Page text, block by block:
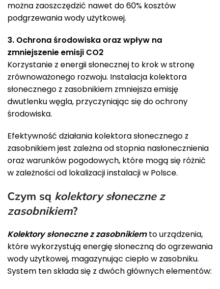
można zaoszczędzić nawet do 60% kosztów
podgrzewania wody użytkowej.
3. Ochrona środowiska oraz wpływ na
zmniejszenie emisji CO2
Korzystanie z energii słonecznej to krok w stronę
zrównoważonego rozwoju. Instalacja kolektora
słonecznego z zasobnikiem zmniejsza emisję
dwutlenku węgla, przyczyniając się do ochrony
środowiska.
Efektywność działania kolektora słonecznego z
zasobnikiem jest zależna od stopnia nasłonecznienia
oraz warunków pogodowych, które mogą się różnić
w zależności od lokalizacji instalacji w Polsce.
Czym są kolektory słoneczne z
zasobnikiem?
Kolektory słoneczne z zasobnikiemto urządzenia,
które wykorzystują energię słoneczną do ogrzewania
wody użytkowej, magazynując ciepło w zasobniku.
System ten składa się z dwóch głównych elementów: